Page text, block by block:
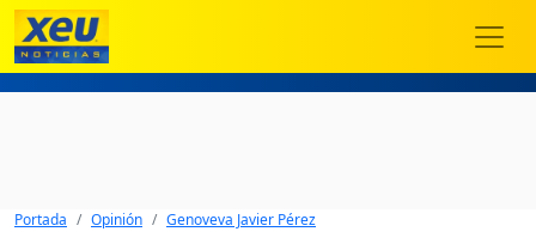
Portada Opinión Genoveva Javier Pérez